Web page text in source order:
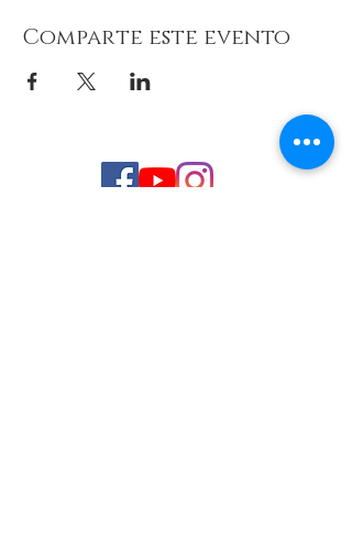
Comparte este evento